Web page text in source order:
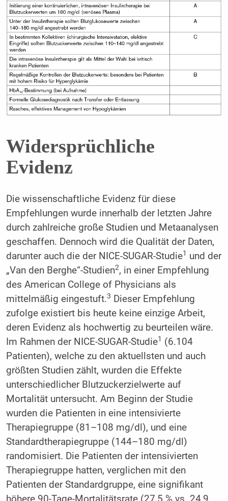
Widersprüchliche
Evidenz
Die wissenschaftliche Evidenz für diese
Empfehlungen wurde innerhalb der letzten Jahre
durch zahlreiche große Studien und Metaanalysen
geschaffen. Dennoch wird die Qualität der Daten,
darunter auch die der NICE-SUGAR-Studie1 und der
„Van den Berghe“-Studien2, in einer Empfehlung
des American College of Physicians als
mittelmäßig eingestuft.3 Dieser Empfehlung
zufolge existiert bis heute keine einzige Arbeit,
deren Evidenz als hochwertig zu beurteilen wäre.
Im Rahmen der NICE-SUGAR-Studie1 (6.104
Patienten), welche zu den aktuellsten und auch
größten Studien zählt, wurden die Effekte
unterschiedlicher Blutzuckerzielwerte auf
Mortalität untersucht. Am Beginn der Studie
wurden die Patienten in eine intensivierte
Therapiegruppe (81–108 mg/dl), und eine
Standardtherapiegruppe (144–180 mg/dl)
randomisiert. Die Patienten der intensivierten
Therapiegruppe hatten, verglichen mit den
Patienten der Standardgruppe, eine signifikant